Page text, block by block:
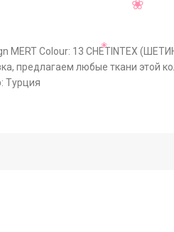
MERT Colour: 13 CHETINTEX
предлагаем любые ткани этой
Турция